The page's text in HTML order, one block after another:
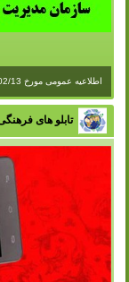
اطلاعیه عمومی مورخ 1396/02/13
تابلو های